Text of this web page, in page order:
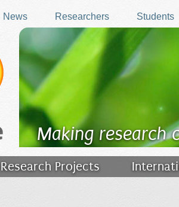
News Researchers Students
Making research
Research Projects